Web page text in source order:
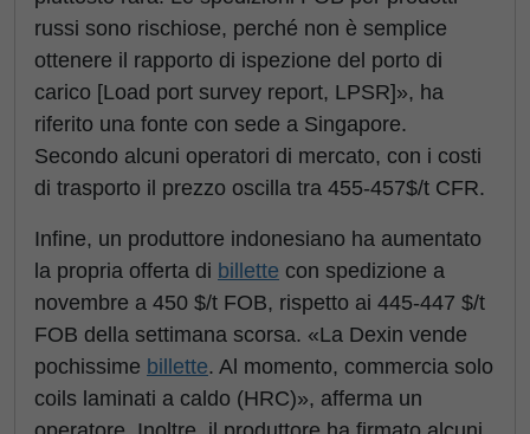
russi sono rischiose, perché non è semplice
ottenere il rapporto di ispezione del porto di
carico [Load port survey report, LPSR]», ha
riferito una fonte con sede a Singapore.
Secondo alcuni operatori di mercato, con i costi
di trasporto il prezzo oscilla tra 455-457$/t CFR.
Infine, un produttore indonesiano ha aumentato
la propria offerta di billette con spedizione a
novembre a 450 $/t FOB, rispetto ai 445-447 $/t
FOB della settimana scorsa. «La Dexin vende
pochissime billette. Al momento, commercia solo
coils laminati a caldo (HRC)», afferma un